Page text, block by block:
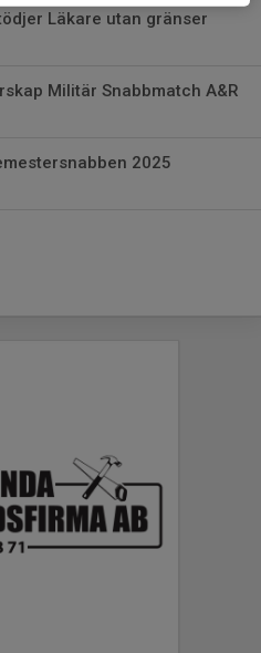
Läkare utan gränser
Militär Snabbmatch A&R
2025